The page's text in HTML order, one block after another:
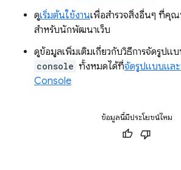
ดูเริ่มต้นใช้งานเพื่อสำรวจสิ่งอื่นๆ ที่คุณ
สำหรับนักพัฒนาเว็บ
ดูข้อมูลเพิ่มเติมเกี่ยวกับวิธีการจัดรูปแ
console ทั้งหมดได้ที่จัดรูปแบบแล
Console
ข้อมูลนี้มีประโยชน์ไหม